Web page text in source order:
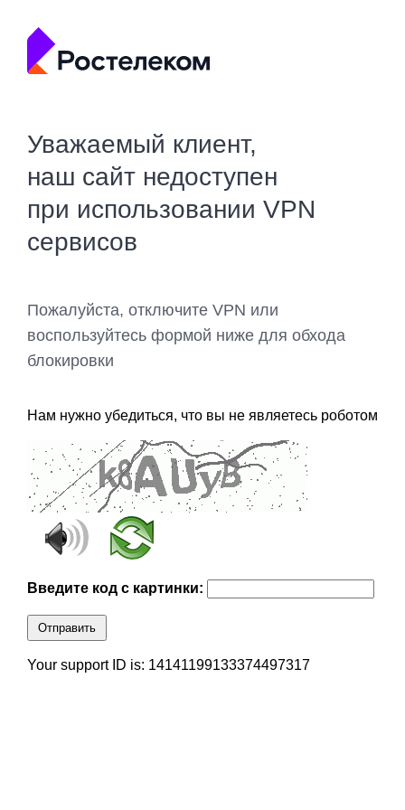
Уважаемый клиент,
наш сайт недоступен
при использовании VPN
сервисов
Пожалуйста, отключите VPN или
воспользуйтесь формой ниже для обхода
блокировки
Нам нужно убедиться, что вы не являетесь роботом
Введите код с картинки:
Отправить
Your support ID is: 14141199133374497317